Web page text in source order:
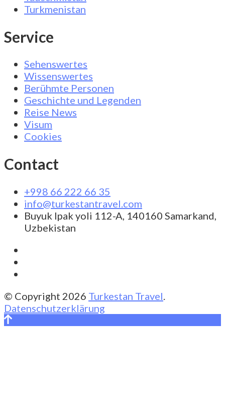
Turkmenistan
Service
Sehenswertes
Wissenswertes
Berühmte Personen
Geschichte und Legenden
Reise News
Visum
Cookies
Contact
+998 66 222 66 35
info@turkestantravel.com
Buyuk Ipak yoli 112-A, 140160 Samarkand,
Uzbekistan
© Copyright 2026 Turkestan Travel.
Datenschutzerklärung